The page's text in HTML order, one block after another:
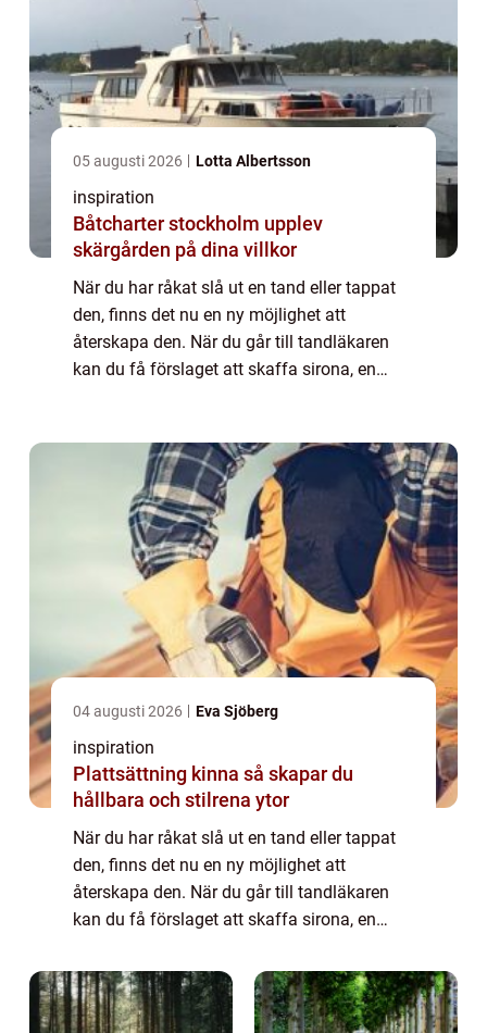
05 augusti 2026 Lotta Albertsson
inspiration
Båtcharter stockholm upplev
skärgården på dina villkor
När du har råkat slå ut en tand eller tappat
den, finns det nu en ny möjlighet att
återskapa den. När du går till tandläkaren
kan du få förslaget att skaffa sirona, en
04 augusti 2026 Eva Sjöberg
inspiration
Plattsättning kinna så skapar du
hållbara och stilrena ytor
När du har råkat slå ut en tand eller tappat
den, finns det nu en ny möjlighet att
återskapa den. När du går till tandläkaren
kan du få förslaget att skaffa sirona, en